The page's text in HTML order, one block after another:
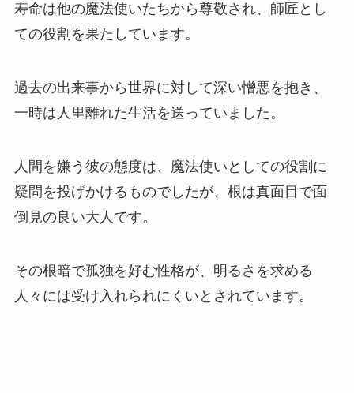
寿命は他の魔法使いたちから尊敬され、師匠とし
ての役割を果たしています。
過去の出来事から世界に対して深い憎悪を抱き、
一時は人里離れた生活を送っていました。
人間を嫌う彼の態度は、魔法使いとしての役割に
疑問を投げかけるものでしたが、根は真面目で面
倒見の良い大人です。
その根暗で孤独を好む性格が、明るさを求める
人々には受け入れられにくいとされています。